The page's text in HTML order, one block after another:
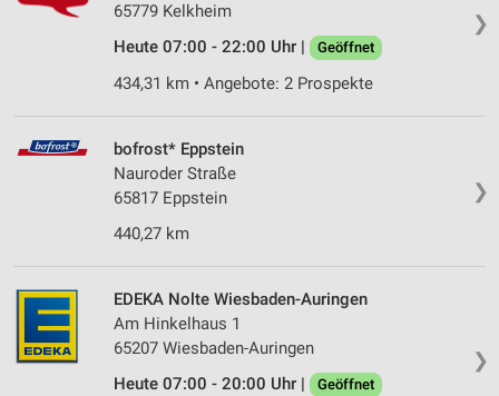
❯
65779 Kelkheim
Heute 07:00 - 22:00 Uhr |
Geöffnet
434,31 km • Angebote: 2 Prospekte
❯
bofrost* Eppstein
Nauroder Straße
65817 Eppstein
440,27 km
❯
EDEKA Nolte Wiesbaden-Auringen
Am Hinkelhaus 1
65207 Wiesbaden-Auringen
Heute 07:00 - 20:00 Uhr |
Geöffnet